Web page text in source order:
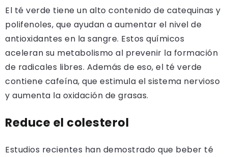
El té verde tiene un alto contenido de catequinas y
polifenoles, que ayudan a aumentar el nivel de
antioxidantes en la sangre. Estos químicos
aceleran su metabolismo al prevenir la formación
de radicales libres. Además de eso, el té verde
contiene cafeína, que estimula el sistema nervioso
y aumenta la oxidación de grasas.
Reduce el colesterol
Estudios recientes han demostrado que beber té